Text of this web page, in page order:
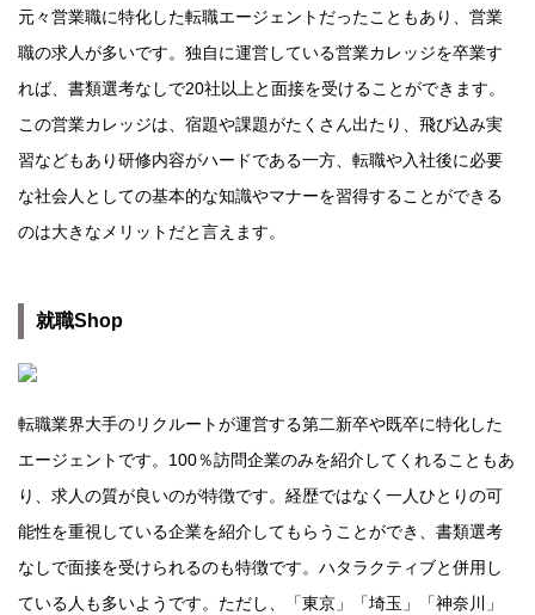
元々営業職に特化した転職エージェントだったこともあり、営業
職の求人が多いです。独自に運営している営業カレッジを卒業す
れば、書類選考なしで20社以上と面接を受けることができます。
この営業カレッジは、宿題や課題がたくさん出たり、飛び込み実
習などもあり研修内容がハードである一方、転職や入社後に必要
な社会人としての基本的な知識やマナーを習得することができる
のは大きなメリットだと言えます。
就職Shop
転職業界大手のリクルートが運営する第二新卒や既卒に特化した
エージェントです。100％訪問企業のみを紹介してくれることもあ
り、求人の質が良いのが特徴です。経歴ではなく一人ひとりの可
能性を重視している企業を紹介してもらうことができ、書類選考
なしで面接を受けられるのも特徴です。ハタラクティブと併用し
ている人も多いようです。ただし、「東京」「埼玉」「神奈川」